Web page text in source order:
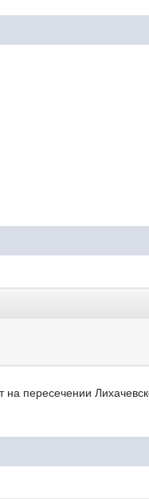
на пересечении